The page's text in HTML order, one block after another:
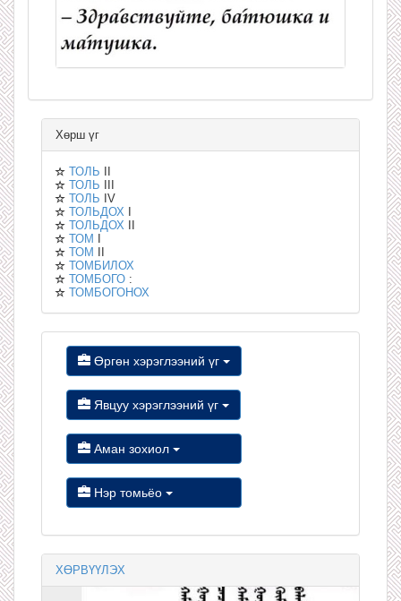
Хөрш үг
ТОЛЬ
ТОЛЬ
ТОЛЬ IV
ТОЛЬДОХ
ТОЛЬДОХ
ТОМ
ТОМ
ТОМБИЛОХ
ТОМБОГО :
ТОМБОГОНОХ
Өргөн хэрэглээний үг
Явцуу хэрэглээний үг
Аман зохиол
Нэр томьёо
ХӨРВҮҮЛЭХ